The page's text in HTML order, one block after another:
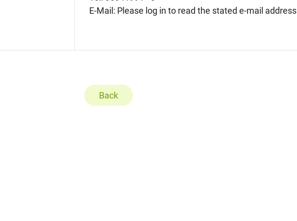
E-Mail: Please log in to read the stated e-mail address
Back